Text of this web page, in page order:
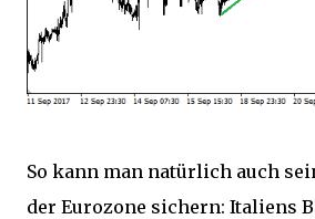
So kann man natürlich auch
der Eurozone sichern: Italiens